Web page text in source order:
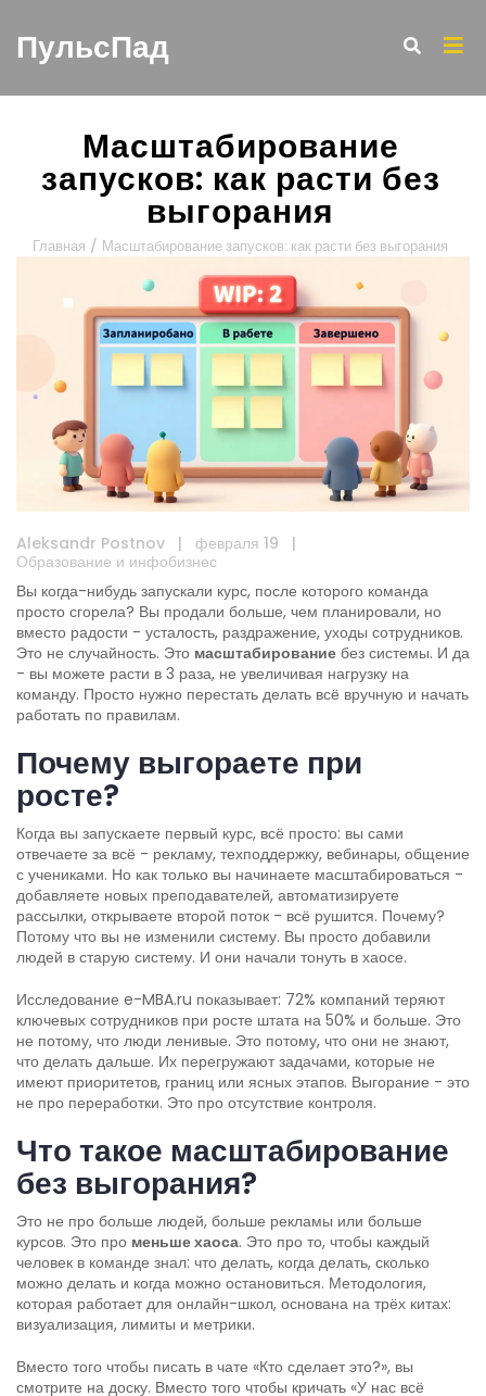
ПульсПад
Масштабирование
запусков: как расти без
выгорания
Главная / Масштабирование запусков: как расти без выгорания
Aleksandr Postnov | февраля 19
|
Образование и инфобизнес
Вы когда-нибудь запускали курс, после которого команда
просто сгорела? Вы продали больше, чем планировали, но
вместо радости - усталость, раздражение, уходы сотрудников.
Это не случайность. Это масштабирование без системы. И да
- вы можете расти в 3 раза, не увеличивая нагрузку на
команду. Просто нужно перестать делать всё вручную и начать
работать по правилам.
Почему выгораете при
росте?
Когда вы запускаете первый курс, всё просто: вы сами
отвечаете за всё - рекламу, техподдержку, вебинары, общение
с учениками. Но как только вы начинаете масштабироваться -
добавляете новых преподавателей, автоматизируете
рассылки, открываете второй поток - всё рушится. Почему?
Потому что вы не изменили систему. Вы просто добавили
людей в старую систему. И они начали тонуть в хаосе.
Исследование e-MBA.ru показывает: 72% компаний теряют
ключевых сотрудников при росте штата на 50% и больше. Это
не потому, что люди ленивые. Это потому, что они не знают,
что делать дальше. Их перегружают задачами, которые не
имеют приоритетов, границ или ясных этапов. Выгорание - это
не про переработки. Это про отсутствие контроля.
Что такое масштабирование
без выгорания?
Это не про больше людей, больше рекламы или больше
курсов. Это про меньше хаоса. Это про то, чтобы каждый
человек в команде знал: что делать, когда делать, сколько
можно делать и когда можно остановиться. Методология,
которая работает для онлайн-школ, основана на трёх китах:
визуализация, лимиты и метрики.
Вместо того чтобы писать в чате «Кто сделает это?», вы
смотрите на доску. Вместо того чтобы кричать «У нас всё